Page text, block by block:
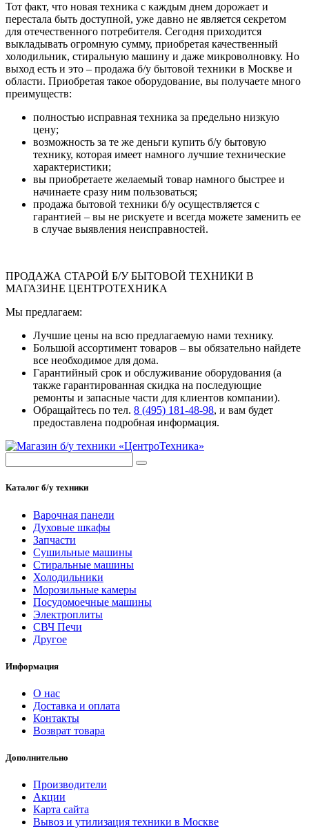
Тот факт, что новая техника с каждым днем дорожает и
перестала быть доступной, уже давно не является секретом
для отечественного потребителя. Сегодня приходится
выкладывать огромную сумму, приобретая качественный
холодильник, стиральную машину и даже микроволновку. Но
выход есть и это – продажа б/у бытовой техники в Москве и
области. Приобретая такое оборудование, вы получаете много
преимуществ:
полностью исправная техника за предельно низкую
цену;
возможность за те же деньги купить б/у бытовую
технику, которая имеет намного лучшие технические
характеристики;
вы приобретаете желаемый товар намного быстрее и
начинаете сразу ним пользоваться;
продажа бытовой техники б/у осуществляется с
гарантией – вы не рискуете и всегда можете заменить ее
в случае выявления неисправностей.
ПРОДАЖА СТАРОЙ Б/У БЫТОВОЙ ТЕХНИКИ В
МАГАЗИНЕ ЦЕНТРОТЕХНИКА
Мы предлагаем:
Лучшие цены на всю предлагаемую нами технику.
Большой ассортимент товаров – вы обязательно найдете
все необходимое для дома.
Гарантийный срок и обслуживание оборудования (а
также гарантированная скидка на последующие
ремонты и запасные части для клиентов компании).
Обращайтесь по тел. 8 (495) 181-48-98, и вам будет
предоставлена подробная информация.
Каталог б/у техники
Варочная панели
Духовые шкафы
Запчасти
Сушильные машины
Стиральные машины
Холодильники
Морозильные камеры
Посудомоечные машины
Электроплиты
СВЧ Печи
Другое
Информация
О нас
Доставка и оплата
Контакты
Возврат товара
Дополнительно
Производители
Акции
Карта сайта
Вывоз и утилизация техники в Москве